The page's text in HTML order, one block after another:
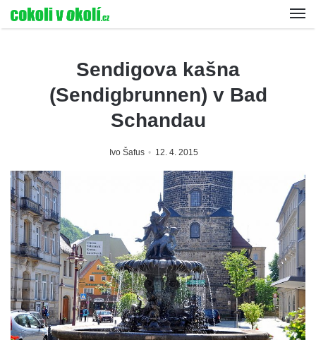
Sendigova kašna
(Sendigbrunnen) v Bad
Schandau
Ivo Šafus 12. 4. 2015